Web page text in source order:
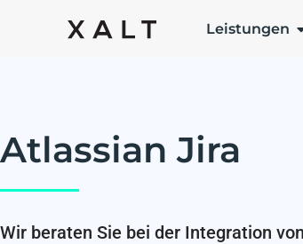
Leistungen
Atlassian Jira
Wir beraten Sie bei der Integration